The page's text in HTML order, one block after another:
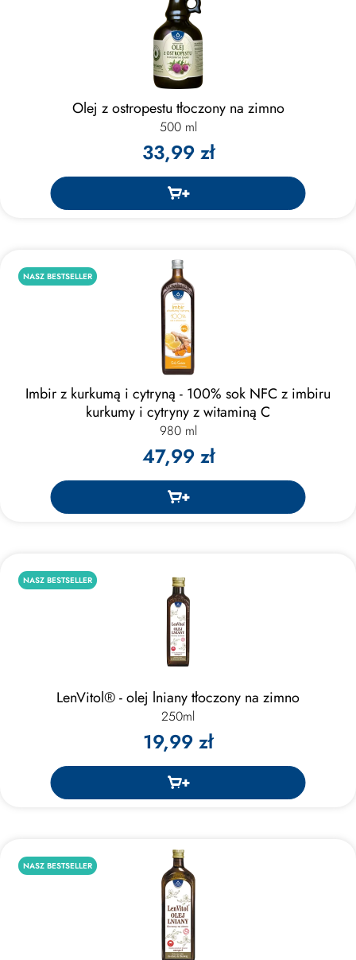
Olej z ostropestu tłoczony na zimno
500 ml
33,99 zł
NASZ BESTSELLER
Imbir z kurkumą i cytryną - 100% sok NFC z imbiru
kurkumy i cytryny z witaminą C
980 ml
47,99 zł
NASZ BESTSELLER
LenVitol® - olej lniany tłoczony na zimno
250ml
19,99 zł
NASZ BESTSELLER